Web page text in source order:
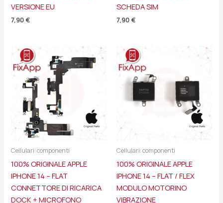
VERSIONE EU
7,90 €
SCHEDA SIM
7,90 €
Cellulari: componenti
100% ORIGINALE APPLE
IPHONE 14 – FLAT
CONNETTORE DI RICARICA
DOCK + MICROFONO
Cellulari: componenti
100% ORIGINALE APPLE
IPHONE 14 – FLAT / FLEX
MODULO MOTORINO
VIBRAZIONE